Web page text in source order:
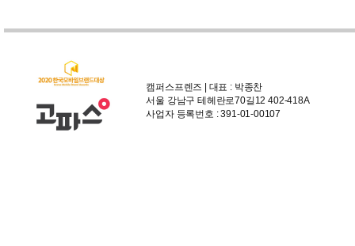
캠퍼스프렌즈 | 대표 : 박종찬
서울 강남구 테헤란로70길12 402-418A
사업자 등록번호 : 391-01-00107